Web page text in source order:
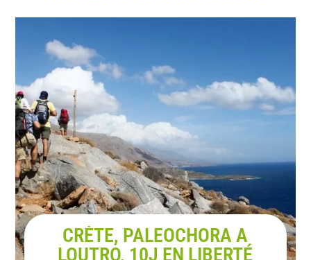
CRÈTE, PALEOCHORA A
LOUTRO, 10J EN LIBERTÉ